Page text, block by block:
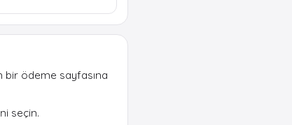
ödeme sayfasına
seçin.